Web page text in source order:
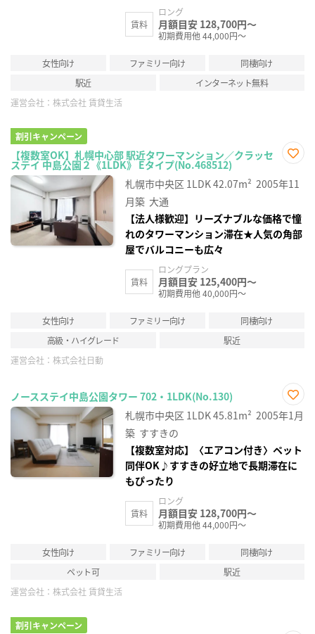
賃料
ロング
月額目安 128,700円～
初期費用他 44,000円～
女性向け ファミリー向け
同棲向け
駅近
インターネット無料
運営会社： 株式会社 賃貸生活
割引キャンペーン
【複数室OK】札幌中心部 駅近タワーマンション／クラッセ
ステイ 中島公園２《1LDK》 Eタイプ(No.468512)
に入
り登
札幌市中央区 1LDK42.07m² 2005年11
月築 大通
【法人様歓迎】リーズナブルな価格で憧
れのタワーマンション滞在★人気の角部
屋でバルコニーも広々
賃料
ロングプラン
月額目安 125,400円～
初期費用他 40,000円～
女性向け ファミリー向け
同棲向け
高級・ハイグレード
駅近
運営会社： 株式会社日動
ノースステイ中島公園タワー 702・1LDK(No.130)
お気
に入
札幌市中央区 1LDK45.81m² 2005年1月
築 すすきの
【複数室対応】〈エアコン付き〉ペット
同伴OK♪すすきの好立地で長期滞在に
もぴったり
賃料
ロング
月額目安 128,700円～
初期費用他 44,000円～
女性向け ファミリー向け
同棲向け
ペット可
駅近
運営会社： 株式会社 賃貸生活
割引キャンペーン